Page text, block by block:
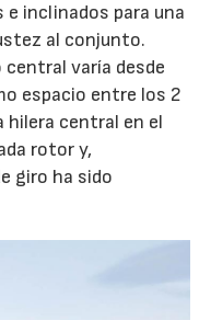
inclinados para una
al conjunto.
varía desde
espacio entre los 2
hilera central en el
rotor y,
giro ha sido